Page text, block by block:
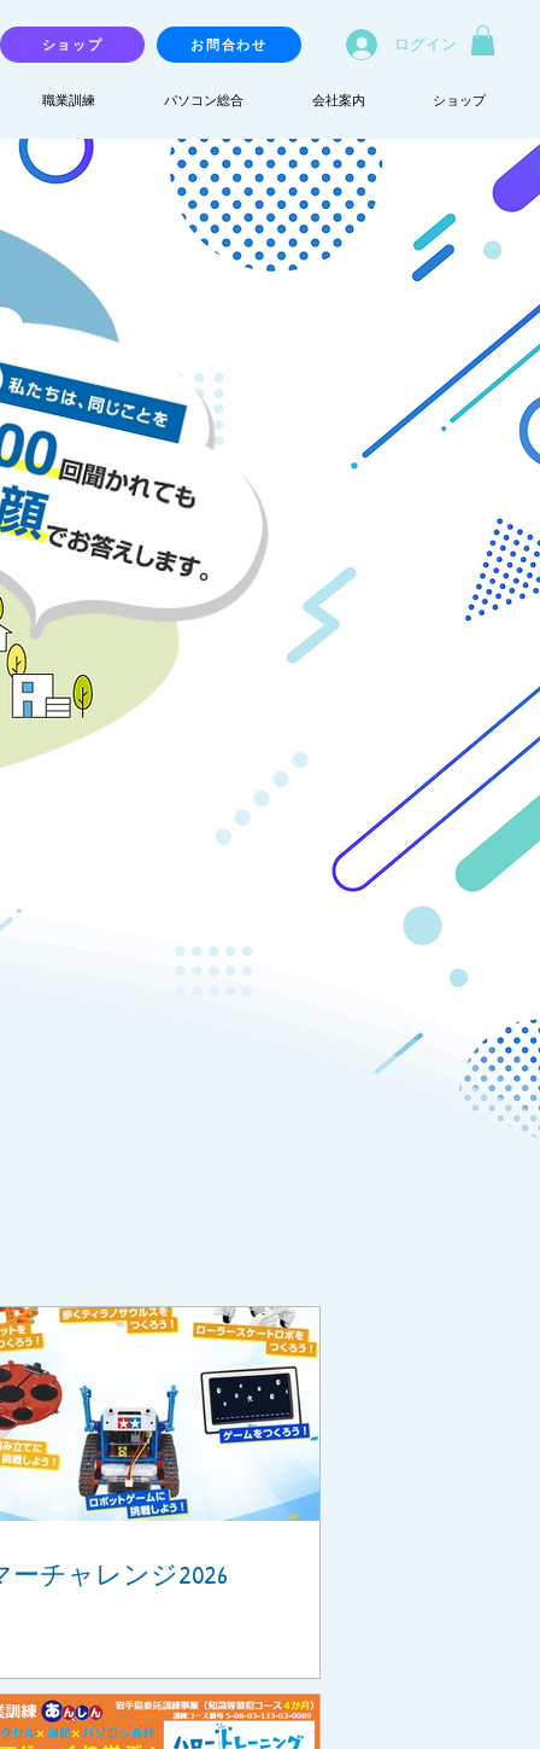
ショップ お問合わせ ログイン
職業訓練 パソコン総合 会社案内 ショップ
ーチャレンジ2026